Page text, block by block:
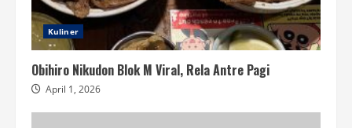
Kuliner
Obihiro Nikudon Blok M Viral, Rela Antre Pagi
April 1, 2026